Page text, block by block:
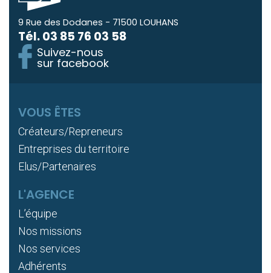
9 Rue des Dodanes - 71500 LOUHANS
Tél.03 85 76 03 58
Suivez-nous
sur facebook
VOUS ÊTES
Créateurs/Repreneurs
Entreprises du territoire
Elus/Partenaires
L'AGENCE
L’équipe
Nos missions
Nos services
Adhérents